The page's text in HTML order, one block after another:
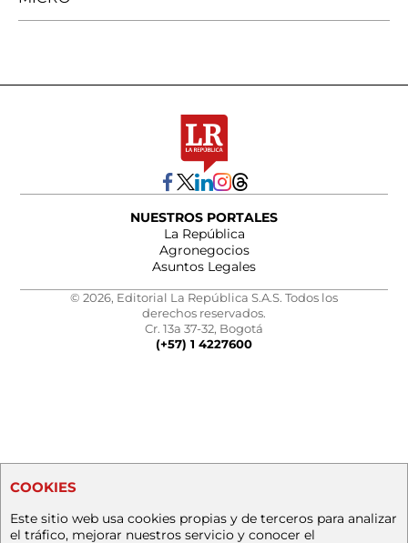
NUESTROS PORTALES
La República
Agronegocios
Asuntos Legales
© 2026, Editorial La República S.A.S. Todos los
derechos reservados.
Cr. 13a 37-32, Bogotá
(+57) 1 4227600
COOKIES
Este sitio web usa cookies propias y de terceros para analizar
el tráfico, mejorar nuestros servicio y conocer el